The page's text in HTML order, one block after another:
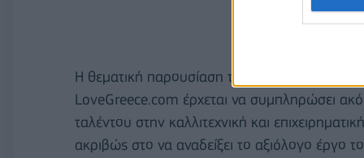
Η θεματική παρουσίαση της «αγοράς» του
LoveGreece.com έρχεται να συμπληρώσει
ταλέντου στην καλλιτεχνική και
ακριβώς στο να αναδείξει το αξιόλογο έργο